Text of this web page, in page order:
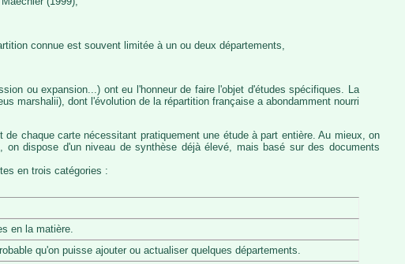
connue est souvent limitée à un ou deux départements,
ou expansion...) ont eu l'honneur de faire l'objet d'études spécifiques. La
marshalii), dont l'évolution de la répartition française a abondamment nourri
chaque carte nécessitant pratiquement une étude à part entière. Au mieux, on
dispose d'un niveau de synthèse déjà élevé, mais basé sur des documents
en trois catégories :
en la matière.
qu'on puisse ajouter ou actualiser quelques départements.